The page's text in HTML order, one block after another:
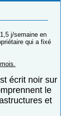
j/semaine en
qui a fixé
écrit noir sur
le
et